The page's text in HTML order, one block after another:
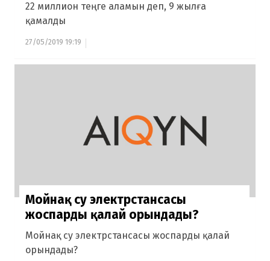
22 миллион теңге аламын деп, 9 жылға
қамалды
27/05/2019 19:19
Мойнақ су электрстансасы
жоспарды қалай орындады?
Мойнақ су электрстансасы жоспарды қалай
орындады?